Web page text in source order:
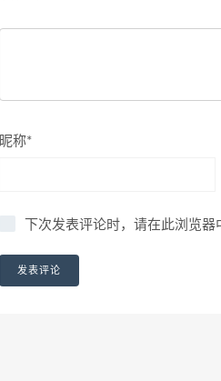
昵称*
下次发表评论时，请在此浏览